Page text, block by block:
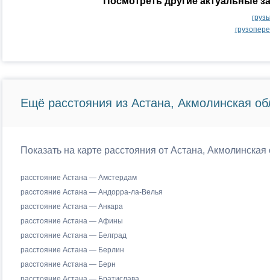
Ещё расстояния из Астана, Акмолинская
Показать на карте расстояния от Астана,
расстояние Астана — Амстердам
расстояние Астана — Андорра-ла-Велья
расстояние Астана — Анкара
расстояние Астана — Афины
расстояние Астана — Белград
расстояние Астана — Берлин
расстояние Астана — Берн